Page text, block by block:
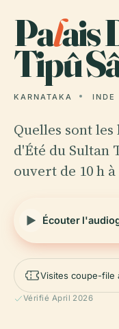
Palais
Tipû
KARNATAKA INDE
Quelles sont
d'Été du Sultan
ouvert de 10 h
Écouter
Visites coupe-file
Vérifié April 2026